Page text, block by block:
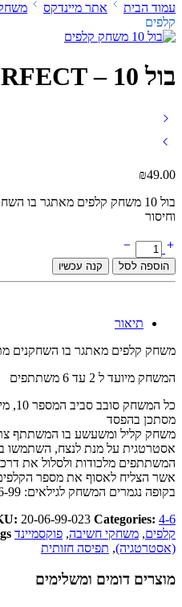
עמוד הבית אתר מיינדקס
קלפים
בול 10 – PERFECT – קלפים
₪49.00
בול 10 משחק קלפים מאתגר בו
וחיסור
בול
10
-
PERFECT
quantity
הוספה לסל קנה עכשיו
תיאור
משחק קלפים מאתגר בו השחקנים
המשחק מיועד ל 2 עד 6 משתתפים
כל
מסתכן בהפסד
משחק קליל ומשעשע בו המשתתף
אסטרטגית על מנת לנצח, השתמשו
המשתתפים מלכודות ולסלול את
אשר הצליח לאסוף את מספר
בקופה נגמרים המשחק לגילאים: 6-99
20-06-99-023 Categories: 4-6
קלפים, משחקי חשיבה, פוקסמיינד
(אסטרטגיה), תפיסה חזותית
מוצרים דומים ומשלימים